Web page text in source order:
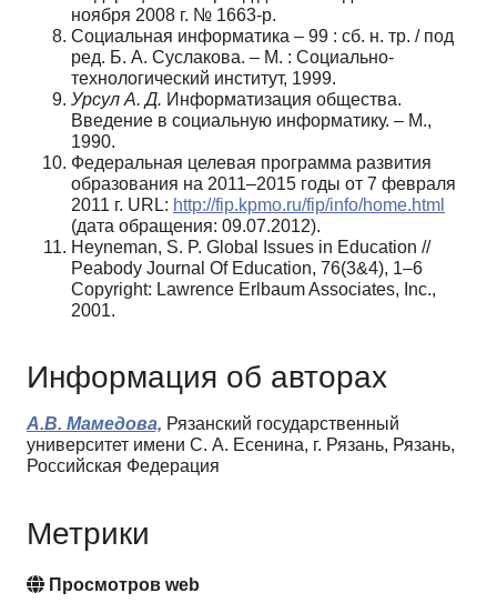
ноября 2008 г. № 1663-р.
Социальная информатика – 99 : сб. н. тр. / под
ред. Б. А. Суслакова. – М. : Социально-
технологический институт, 1999.
Урсул А. Д. Информатизация общества.
Введение в социальную информатику. – М.,
1990.
Федеральная целевая программа развития
образования на 2011–2015 годы от 7 февраля
2011 г. URL: http://fip.kpmo.ru/fip/info/home.html
(дата обращения: 09.07.2012).
Heyneman, S. P. Global Issues in Education //
Peabody Journal Of Education, 76(3&4), 1–6
Copyright: Lawrence Erlbaum Associates, Inc.,
2001.
Информация об авторах
А.В. Мамедова, Рязанский государственный
университет имени С. А. Есенина, г. Рязань, Рязань,
Российская Федерация
Метрики
Просмотров web